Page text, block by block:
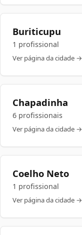
Buriticupu
1 profissional
Ver página da cidade →
Chapadinha
6 profissionais
Ver página da cidade →
Coelho Neto
1 profissional
Ver página da cidade →